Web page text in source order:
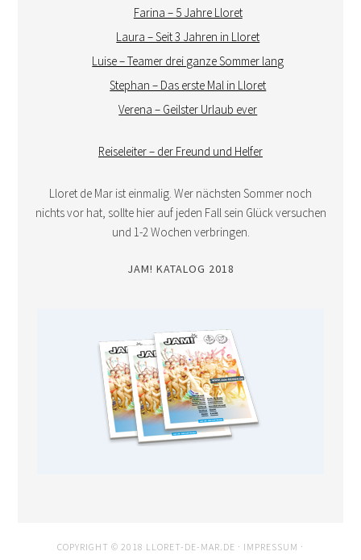
Farina – 5 Jahre Lloret
Laura – Seit 3 Jahren in Lloret
Luise – Teamer drei ganze Sommer lang
Stephan – Das erste Mal in Lloret
Verena – Geilster Urlaub ever
Reiseleiter – der Freund und Helfer
Lloret de Mar ist einmalig. Wer nächsten Sommer noch
nichts vor hat, sollte hier auf jeden Fall sein Glück versuchen
und 1-2 Wochen verbringen.
JAM! KATALOG 2018
COPYRIGHT © 2018 LLORET-DE-MAR.DE · IMPRESSUM ·